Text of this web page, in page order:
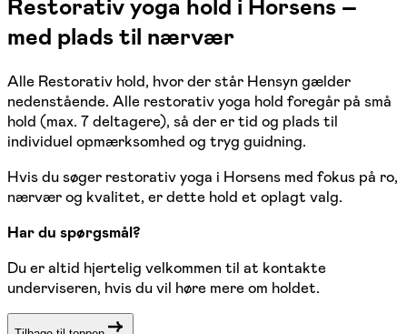
Restorativ yoga hold i Horsens –
med plads til nærvær
Alle Restorativ hold, hvor der står Hensyn gælder
nedenstående. Alle restorativ yoga hold foregår på små
hold (max. 7 deltagere), så der er tid og plads til
individuel opmærksomhed og tryg guidning.
Hvis du søger restorativ yoga i Horsens med fokus på ro,
nærvær og kvalitet, er dette hold et oplagt valg.
Har du spørgsmål?
Du er altid hjertelig velkommen til at kontakte
underviseren, hvis du vil høre mere om holdet.